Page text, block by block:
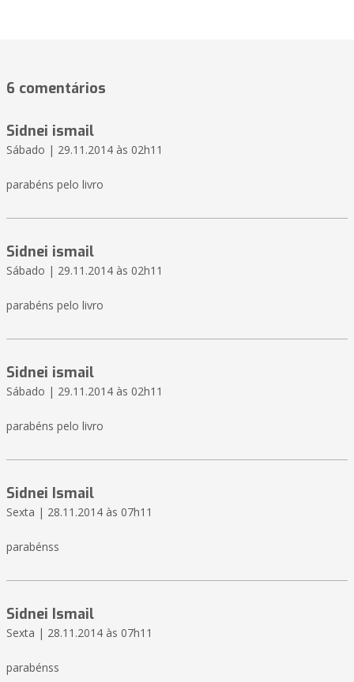
6 comentários
Sidnei ismail
Sábado | 29.11.2014 às 02h11
parabéns pelo livro
Sidnei ismail
Sábado | 29.11.2014 às 02h11
parabéns pelo livro
Sidnei ismail
Sábado | 29.11.2014 às 02h11
parabéns pelo livro
Sidnei Ismail
Sexta | 28.11.2014 às 07h11
parabénss
Sidnei Ismail
Sexta | 28.11.2014 às 07h11
parabénss